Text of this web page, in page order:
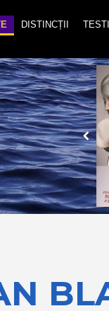
DISTINCȚII